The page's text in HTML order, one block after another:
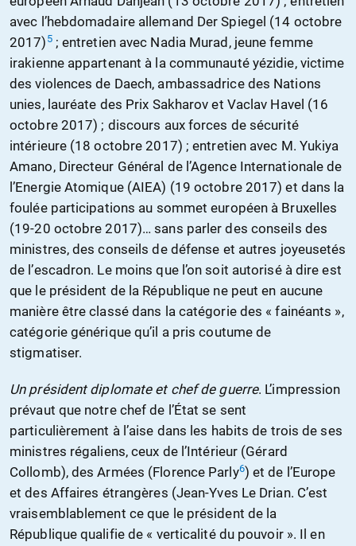
avec l’hebdomadaire allemand Der Spiegel (14 octobre
2017) 5; entretien avec Nadia Murad, jeune femme
irakienne appartenant à la communauté yézidie, victime
des violences de Daech, ambassadrice des Nations
unies, lauréate des Prix Sakharov et Vaclav Havel (16
octobre 2017) ; discours aux forces de sécurité
intérieure (18 octobre 2017) ; entretien avec M. Yukiya
Amano, Directeur Général de l’Agence Internationale de
l’Energie Atomique (AIEA) (19 octobre 2017) et dans la
foulée participations au sommet européen à Bruxelles
(19-20 octobre 2017)… sans parler des conseils des
ministres, des conseils de défense et autres joyeusetés
de l’escadron. Le moins que l’on soit autorisé à dire est
que le président de la République ne peut en aucune
manière être classé dans la catégorie des « fainéants »,
catégorie générique qu’il a pris coutume de
stigmatiser.
Un président diplomate et chef de guerre. L’impression
prévaut que notre chef de l’État se sent
particulièrement à l’aise dans les habits de trois de ses
ministres régaliens, ceux de l’Intérieur (Gérard
Collomb), des Armées (Florence Parly6) et de l’Europe
et des Affaires étrangères (Jean-Yves Le Drian. C’est
vraisemblablement ce que le président de la
République qualifie de « verticalité du pouvoir ». Il en